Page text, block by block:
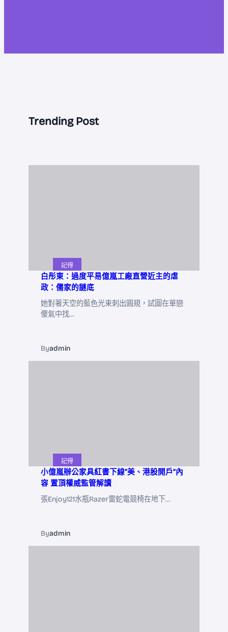
Trending Post
記得
白彤東：過度平易億嵐工廠直營近主的虐
政：儒家的謎底
她對著天空的藍色光束刺出圓規，試圖在單戀
傻氣中找…
Byadmin
記得
小億嵐辦公家具紅書下線“美、港股開戶”內
容 置頂權威監管解讀
張Enjoy121水瓶Razer雷蛇電競椅在地下…
Byadmin